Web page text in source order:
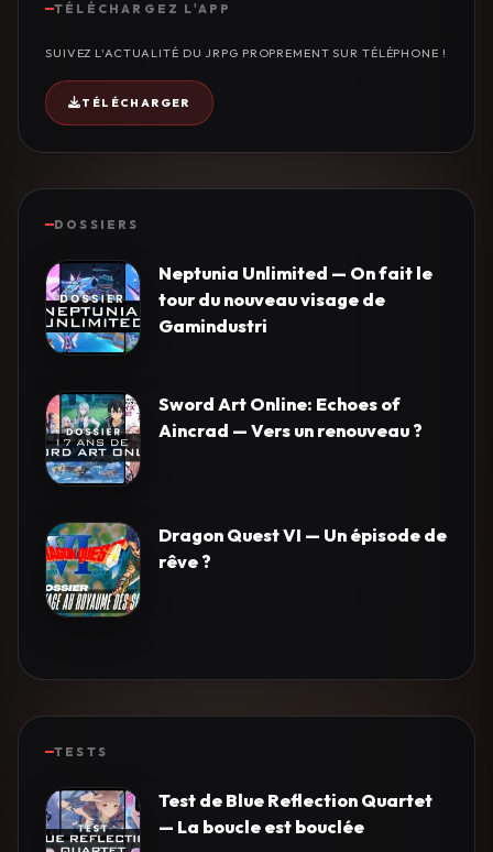
TÉLÉCHARGEZ L'APP
SUIVEZ L'ACTUALITÉ DU JRPG PROPREMENT SUR TÉLÉPHONE !
TÉLÉCHARGER
DOSSIERS
Neptunia Unlimited — On fait le
tour du nouveau visage de
Gamindustri
Sword Art Online: Echoes of
Aincrad — Vers un renouveau ?
Dragon Quest VI — Un épisode de
rêve ?
TESTS
Test de Blue Reflection Quartet
— La boucle est bouclée